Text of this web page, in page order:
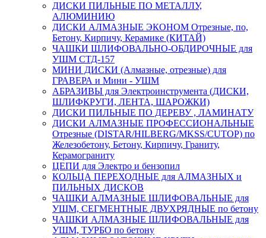
ДИСКИ ПИЛЬНЫЕ ПО МЕТАЛЛУ,
АЛЮМИНИЮ
ДИСКИ АЛМАЗНЫЕ ЭКОНОМ Отрезные, по,
Бетону, Кирпичу, Керамике (КИТАЙ)
ЧАШКИ ШЛИФОВАЛЬНО-ОБДИРОЧНЫЕ для
УШМ СТД-157
МИНИ ДИСКИ (Алмазные, отрезные) для
ГРАВЕРА и Мини - УШМ
АБРАЗИВЫ для Электроинструмента (ДИСКИ,
ШЛИФКРУГИ, ЛЕНТА, ШАРОЖКИ)
ДИСКИ ПИЛЬНЫЕ ПО ДЕРЕВУ , ЛАМИНАТУ
ДИСКИ АЛМАЗНЫЕ ПРОФЕССИОНАЛЬНЫЕ
Отрезные (DISTAR/HILBERG/MKSS/CUTOP) по
Железобетону, Бетону, Кирпичу, Граниту,
Керамограниту
ЦЕПИ для Электро и бензопил
КОЛЬЦА ПЕРЕХОДНЫЕ для АЛМАЗНЫХ и
ПИЛЬНЫХ ДИСКОВ
ЧАШКИ АЛМАЗНЫЕ ШЛИФОВАЛЬНЫЕ для
УШМ, СЕГМЕНТНЫЕ ДВУХРЯДНЫЕ по бетону
ЧАШКИ АЛМАЗНЫЕ ШЛИФОВАЛЬНЫЕ для
УШМ, ТУРБО по бетону